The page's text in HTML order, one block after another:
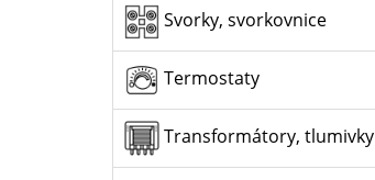
Svorky, svorkovnice
Termostaty
Transformátory, tlumivky